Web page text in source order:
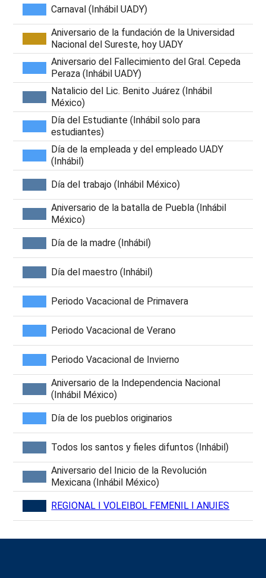
Carnaval (Inhábil UADY)
Aniversario de la fundación de la Universidad
Nacional del Sureste, hoy UADY
Aniversario del Fallecimiento del Gral. Cepeda
Peraza (Inhábil UADY)
Natalicio del Lic. Benito Juárez (Inhábil
México)
Día del Estudiante (Inhábil solo para
estudiantes)
Día de la empleada y del empleado UADY
(Inhábil)
Día del trabajo (Inhábil México)
Aniversario de la batalla de Puebla (Inhábil
México)
Día de la madre (Inhábil)
Día del maestro (Inhábil)
Periodo Vacacional de Primavera
Periodo Vacacional de Verano
Periodo Vacacional de Invierno
Aniversario de la Independencia Nacional
(Inhábil México)
Día de los pueblos originarios
Todos los santos y fieles difuntos (Inhábil)
Aniversario del Inicio de la Revolución
Mexicana (Inhábil México)
REGIONAL I VOLEIBOL FEMENIL I ANUIES